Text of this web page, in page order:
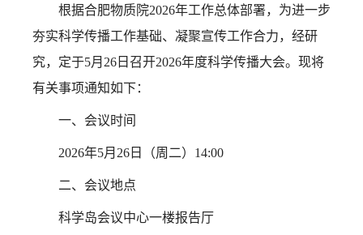
根据合肥物质院2026年工作总体部署，为进一步
夯实科学传播工作基础、凝聚宣传工作合力，经研
究，定于5月 26 日召开2026年度科学传播大会。现将
有关事项通知如下：
一、会议时间
2026年5月26日（周二）14:00
二、会议地点
科学岛会议中心一楼报告厅